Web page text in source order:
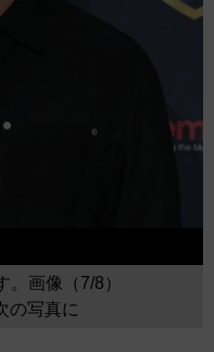
。画像（7/8）
の写真に